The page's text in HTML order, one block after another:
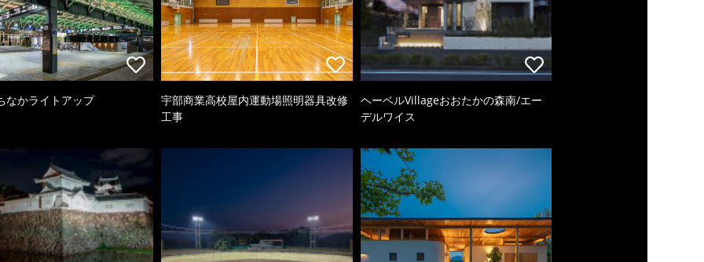
なかライトアップ
宇部商業高校屋内運動場照明器具改修
工事
ヘーベルVillageおおたかの森南/エー
デルワイス